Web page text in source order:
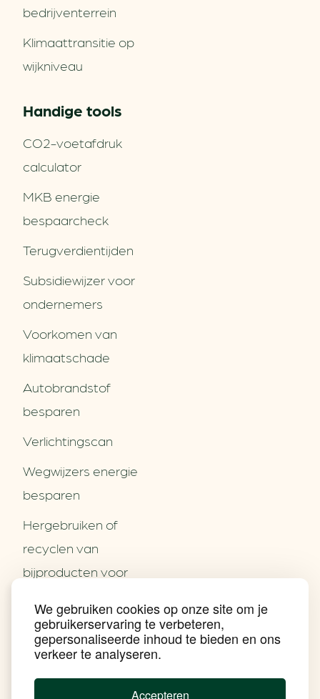
We gebruiken cookies op onze site om je
gebruikerservaring te verbeteren,
gepersonaliseerde inhoud te bieden en ons
verkeer te analyseren.
Accepteren
Partners
Contact
Nieuws
Praktijkverhalen
Events
Nieuwsbrief
Achtergrond klimaatverandering
bedrijventerrein
Klimaattransitie op
wijkniveau
Handige tools
CO2-voetafdruk
calculator
MKB energie
bespaarcheck
Terugverdien­tijden
Subsidiewijzer voor
ondernemers
Voorkomen van
klimaatschade
Autobrandstof
besparen
Verlichtingscan
Wegwijzers energie
besparen
Hergebruiken of
recyclen van
bijproducten voor
Energie besparen op
uw PC